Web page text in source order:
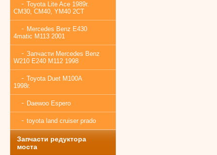
Toyota Lite Ace 1989г.
CM30, CM40, YM40 2CT
Mercedes Benz E430
4matic M113 2001
Запчасти Mercedes Benz
W210 E240 M112 1998
Toyota Duet M100A
1998г.
Daewoo Espero
toyota land cruiser prado
Запчасти редуктора
моста